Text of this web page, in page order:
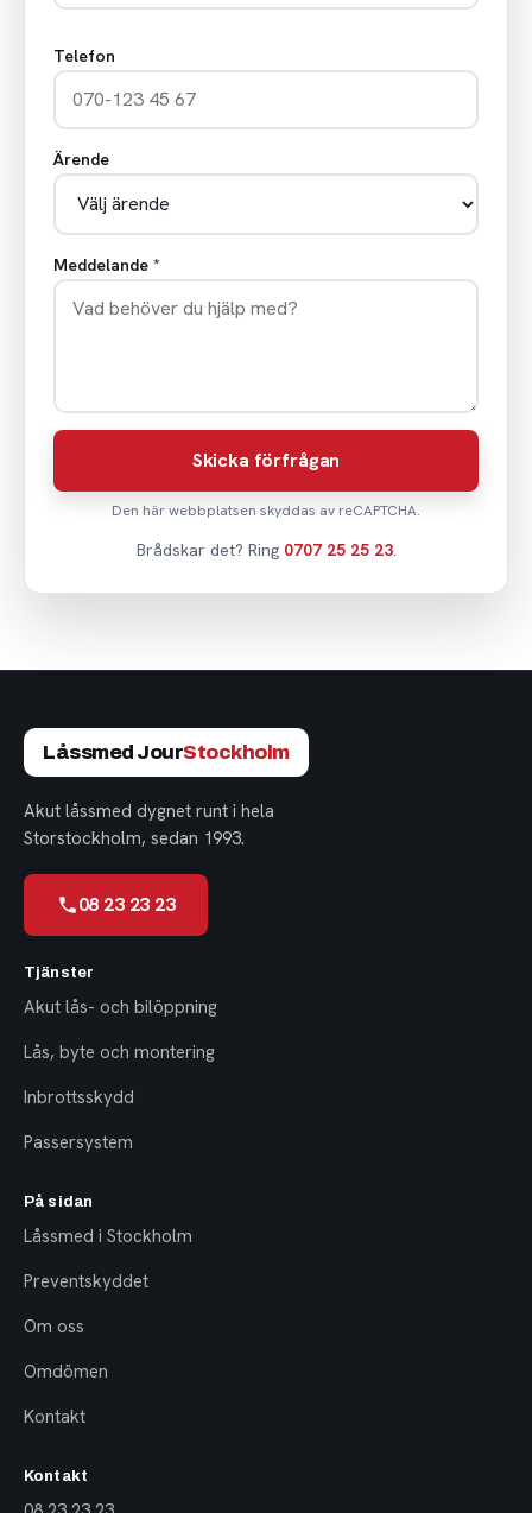
Telefon
Ärende
Meddelande *
Skicka förfrågan
Den här webbplatsen skyddas av reCAPTCHA.
Brådskar det? Ring 0707 25 25 23.
Låssmed JourStockholm
Akut låssmed dygnet runt i hela
Storstockholm, sedan 1993.
08 23 23 23
Tjänster
Akut lås- och bilöppning
Lås, byte och montering
Inbrottsskydd
Passersystem
På sidan
Låssmed i Stockholm
Preventskyddet
Om oss
Omdömen
Kontakt
Kontakt